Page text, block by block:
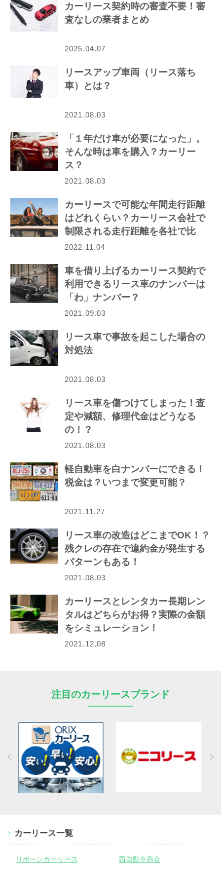
カーリース契約時の審査不要！審
査なしの業者まとめ
2025.04.07
リースアップ車両（リース落ち
車）とは？
2021.08.03
「１年だけ車が必要になった」。
そんな時は車を購入？カーリー
ス？
2021.08.03
カーリースで可能な年間走行距離
はどれくらい？カーリース会社で
制限される走行距離を各社で比
較！
2022.11.04
車を借り上げるカーリース契約で
利用できるリース車のナンバーは
「わ」ナンバー？
2021.09.03
リース車で事故を起こした場合の
対処法
2021.08.03
リース車を傷つけてしまった！査
定や減額、修理代金はどうなる
の！？
2021.08.03
軽自動車を白ナンバーにできる！
税金は？いつまで変更可能？
2021.11.27
リース車の改造はどこまでOK！？
残クレの存在で違約金が発生する
パターンもある！
2021.08.03
カーリースとレンタカー長期レン
タルはどちらがお得？実際の金額
をシミュレーション！
2021.12.08
注目のカーリースブランド
カーリース一覧
リボーンカーリース
西自動車商会